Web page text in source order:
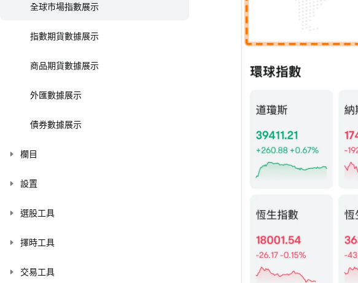
全球市場指數展示
指數期貨數據展示
商品期貨數據展示
外匯數據展示
債券數據展示
欄目
設置
選股工具
擇時工具
交易工具